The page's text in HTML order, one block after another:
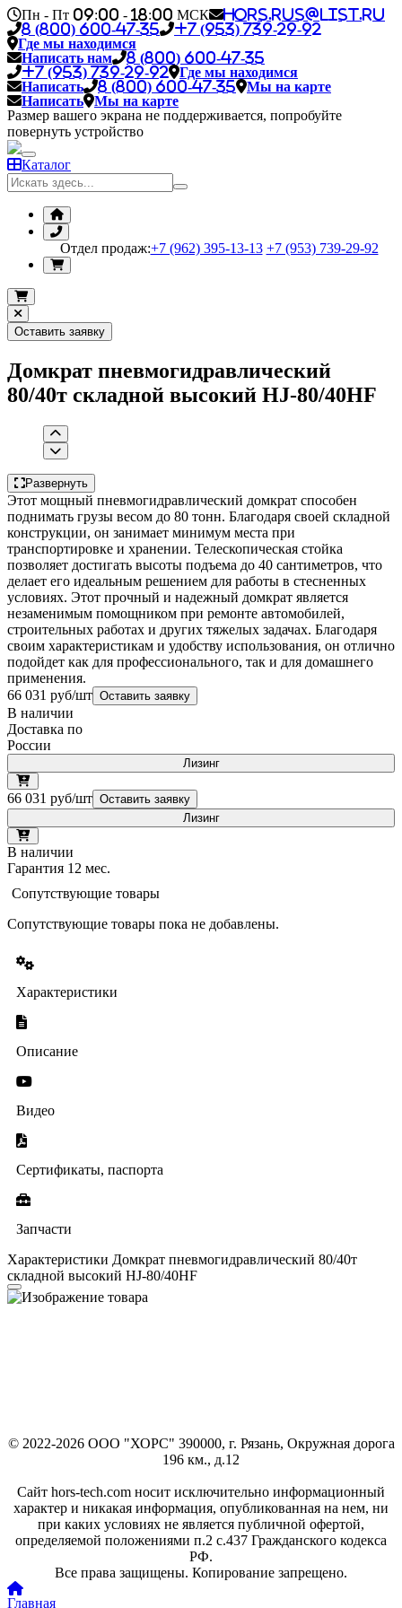
Пн - Пт 09:00 - 18:00 МСК
hors.rus@list.ru
8 (800) 600-47-35
+7 (953) 739-29-92
Где мы находимся
Написать нам
8 (800) 600-47-35
+7 (953) 739-29-92
Где мы находимся
Написать
8 (800) 600-47-35
Мы на карте
Написать
Мы на карте
Размер вашего экрана не поддерживается, попробуйте
повернуть устройство
Каталог
Отдел продаж:+7 (962) 395-13-13 +7 (953) 739-29-92
Оставить заявку
Домкрат пневмогидравлический
80/40т складной высокий HJ-80/40HF
Развернуть
Этот мощный пневмогидравлический домкрат способен
поднимать грузы весом до 80 тонн. Благодаря своей складной
конструкции, он занимает минимум места при
транспортировке и хранении. Телескопическая стойка
позволяет достигать высоты подъема до 40 сантиметров, что
делает его идеальным решением для работы в стесненных
условиях. Этот прочный и надежный домкрат является
незаменимым помощником при ремонте автомобилей,
строительных работах и других тяжелых задачах. Благодаря
своим характеристикам и удобству использования, он отлично
подойдет как для профессионального, так и для домашнего
применения.
66 031 руб/шт Оставить заявку
В наличии
Доставка по
России
Лизинг
66 031 руб/шт Оставить заявку
Лизинг
В наличии
Гарантия 12 мес.
Сопутствующие товары
Сопутствующие товары пока не добавлены.
Характеристики
Описание
Видео
Сертификаты, паспорта
Запчасти
Характеристики Домкрат пневмогидравлический 80/40т
складной высокий HJ-80/40HF
© 2022-2026 ООО "ХОРС" 390000, г. Рязань, Окружная дорога
196 км., д.12
Сайт hors-tech.com носит исключительно информационный
характер и никакая информация, опубликованная на нем, ни
при каких условиях не является публичной офертой,
определяемой положениями п.2 с.437 Гражданского кодекса
РФ.
Все права защищены. Копирование запрещено.
Главная